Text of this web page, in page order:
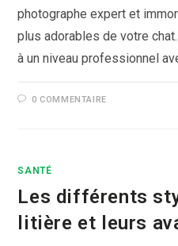
photographe expert et
plus adorables de votre
à un niveau professionnel
0 COMMENTAIRE
SANTÉ
Les différents
litière et leurs